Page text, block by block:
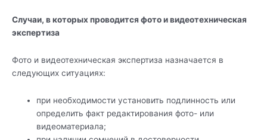
Случаи, в которых проводится фото и видеотехническая
экспертиза
Фото и видеотехническая экспертиза назначается в
следующих ситуациях:
при необходимости установить подлинность или
определить факт редактирования фото- или
видеоматериала;